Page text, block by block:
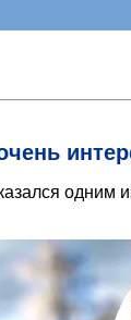
одним